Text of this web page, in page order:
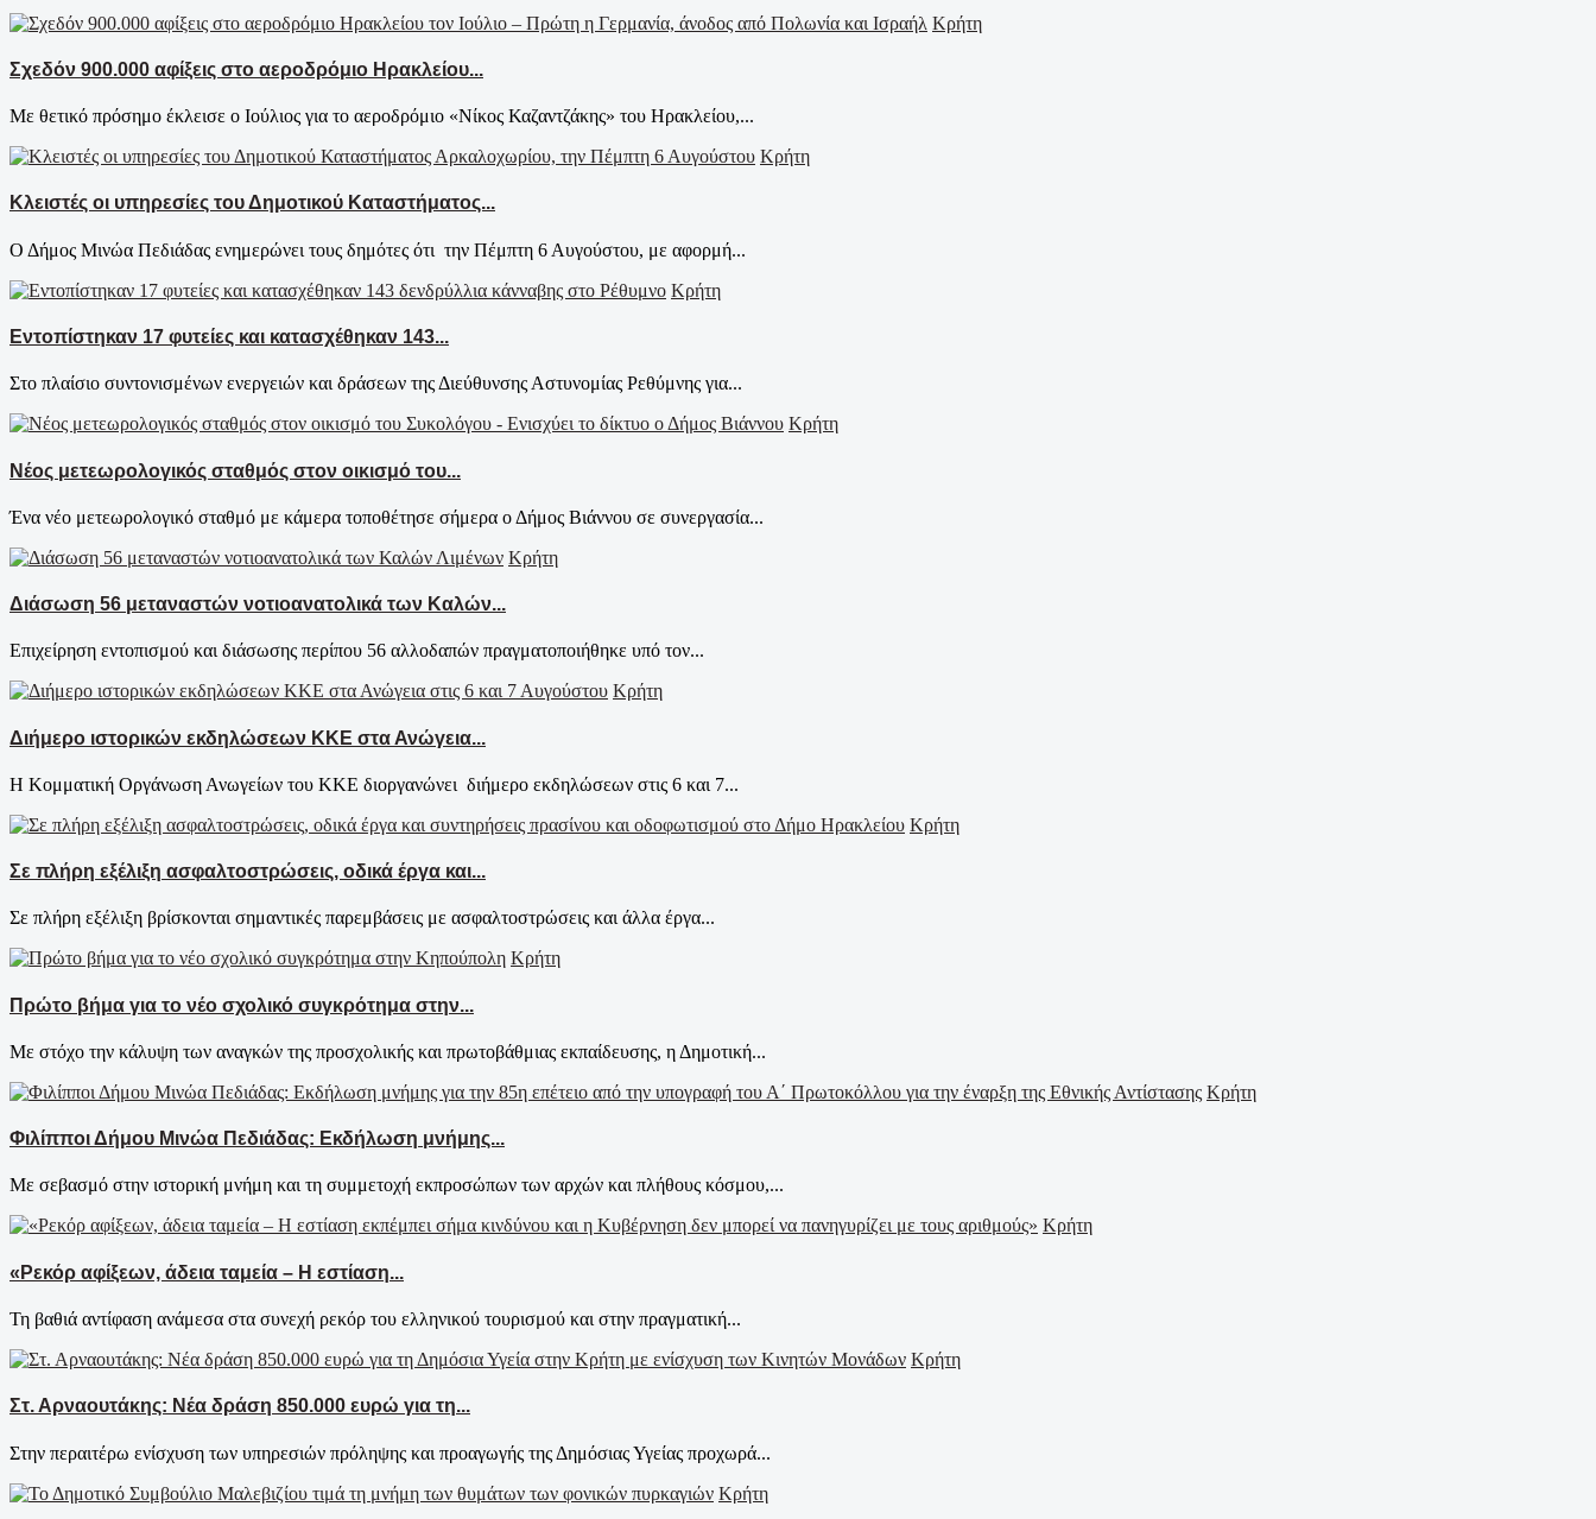
Κρήτη
Σχεδόν 900.000 αφίξεις στο αεροδρόμιο Ηρακλείου...
Με θετικό πρόσημο έκλεισε ο Ιούλιος για το αεροδρόμιο «Νίκος Καζαντζάκης» του Ηρακλείου,...
Κρήτη
Κλειστές οι υπηρεσίες του Δημοτικού Καταστήματος...
Ο Δήμος Μινώα Πεδιάδας ενημερώνει τους δημότες ότι την Πέμπτη 6 Αυγούστου, με αφορμή...
Κρήτη
Εντοπίστηκαν 17 φυτείες και κατασχέθηκαν 143...
Στο πλαίσιο συντονισμένων ενεργειών και δράσεων της Διεύθυνσης Αστυνομίας Ρεθύμνης για...
Κρήτη
Νέος μετεωρολογικός σταθμός στον οικισμό του...
Ένα νέο μετεωρολογικό σταθμό με κάμερα τοποθέτησε σήμερα ο Δήμος Βιάννου σε συνεργασία...
Κρήτη
Διάσωση 56 μεταναστών νοτιοανατολικά των Καλών...
Επιχείρηση εντοπισμού και διάσωσης περίπου 56 αλλοδαπών πραγματοποιήθηκε υπό τον...
Κρήτη
Διήμερο ιστορικών εκδηλώσεων ΚΚΕ στα Ανώγεια...
Η Κομματική Οργάνωση Ανωγείων του ΚΚΕ διοργανώνει διήμερο εκδηλώσεων στις 6 και 7...
Κρήτη
Σε πλήρη εξέλιξη ασφαλτοστρώσεις, οδικά έργα και...
Σε πλήρη εξέλιξη βρίσκονται σημαντικές παρεμβάσεις με ασφαλτοστρώσεις και άλλα έργα...
Κρήτη
Πρώτο βήμα για το νέο σχολικό συγκρότημα στην...
Με στόχο την κάλυψη των αναγκών της προσχολικής και πρωτοβάθμιας εκπαίδευσης, η Δημοτική...
Κρήτη
Φιλίπποι Δήμου Μινώα Πεδιάδας: Εκδήλωση μνήμης...
Με σεβασμό στην ιστορική μνήμη και τη συμμετοχή εκπροσώπων των αρχών και πλήθους κόσμου,...
Κρήτη
«Ρεκόρ αφίξεων, άδεια ταμεία – Η εστίαση...
Τη βαθιά αντίφαση ανάμεσα στα συνεχή ρεκόρ του ελληνικού τουρισμού και στην πραγματική...
Κρήτη
Στ. Αρναουτάκης: Νέα δράση 850.000 ευρώ για τη...
Στην περαιτέρω ενίσχυση των υπηρεσιών πρόληψης και προαγωγής της Δημόσιας Υγείας προχωρά...
Κρήτη